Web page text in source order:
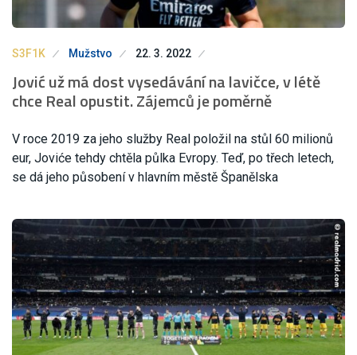
S3F1K Mužstvo 22. 3. 2022
Jović už má dost vysedávání na lavičce, v létě
chce Real opustit. Zájemců je poměrně
V roce 2019 za jeho služby Real položil na stůl 60 milionů
eur, Joviće tehdy chtěla půlka Evropy. Teď, po třech letech,
se dá jeho působení v hlavním městě Španělska